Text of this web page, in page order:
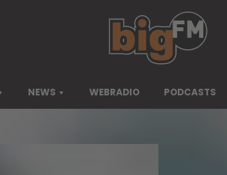
NEWS WEBRADIO PODCASTS